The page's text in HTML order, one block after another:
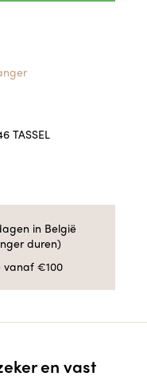
TASSEL
in België
duren)
vanaf €100
en vast